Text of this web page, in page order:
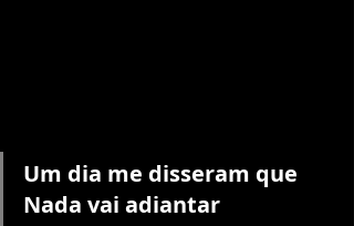
Um dia me disseram que
Nada vai adiantar